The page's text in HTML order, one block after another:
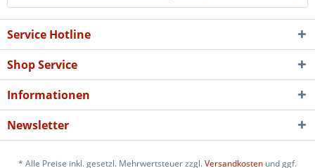
Service Hotline
Shop Service
Informationen
Newsletter
* Alle Preise inkl. gesetzl. Mehrwertsteuer zzgl.Versandkosten und ggf.